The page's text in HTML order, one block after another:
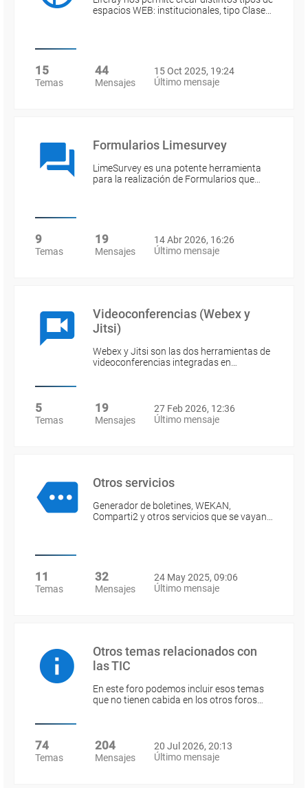
espacios WEB: institucionales, tipo Clase…
15
Temas
44
Mensajes
15 Oct 2025, 19:24
Último mensaje
Formularios Limesurvey
LimeSurvey es una potente herramienta
para la realización de Formularios que…
9
Temas
19
Mensajes
14 Abr 2026, 16:26
Último mensaje
Videoconferencias (Webex y
Jitsi)
Webex y Jitsi son las dos herramientas de
videoconferencias integradas en…
5
Temas
19
Mensajes
27 Feb 2026, 12:36
Último mensaje
Otros servicios
Generador de boletines, WEKAN,
Comparti2 y otros servicios que se vayan…
11
Temas
32
Mensajes
24 May 2025, 09:06
Último mensaje
Otros temas relacionados con
las TIC
En este foro podemos incluir esos temas
que no tienen cabida en los otros foros…
74
Temas
204
Mensajes
20 Jul 2026, 20:13
Último mensaje